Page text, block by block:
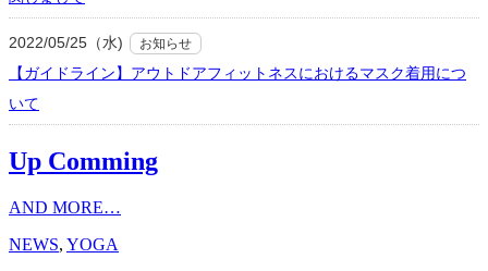
2022/05/25（水) お知らせ
【ガイドライン】アウトドアフィットネスにおけるマスク着用につ
いて
Up Comming
AND MORE…
NEWS, YOGA